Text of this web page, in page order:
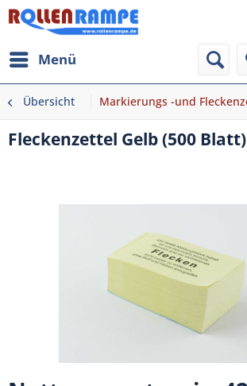
Menü
Übersicht Markierungs -und
Fleckenzettel Gelb (500 Blatt)